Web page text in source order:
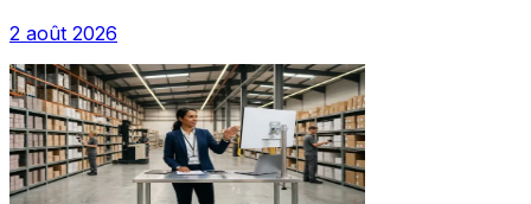
2 août 2026